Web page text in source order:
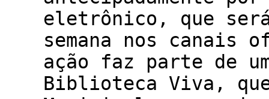
eletrônico, que
semana nos canais
ação faz parte de
Biblioteca Viva,